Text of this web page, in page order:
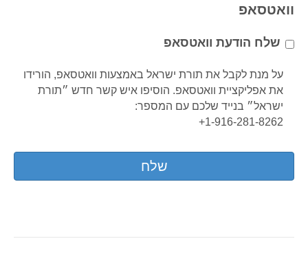
וואטסאפ
שלח הודעת וואטסאפ
על מנת לקבל את תורת ישראל באמצעות וואטסאפ, הורידו
את אפליקציית וואטסאפ. הוסיפו איש קשר חדש ״תורת
ישראל״ בנייד שלכם עם המספר:
1-916-281-8262+